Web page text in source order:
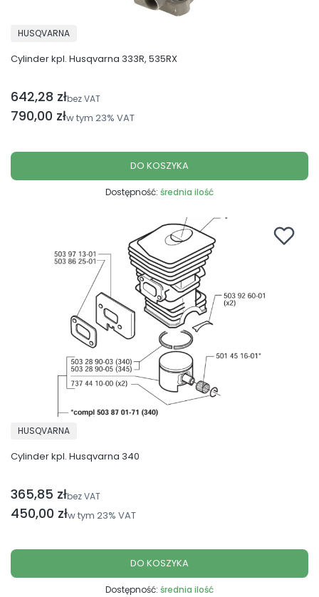
Cylinder kpl. Husqvarna 333R, 535RX
PRODUCENT
HUSQVARNA
Cena brutto
790,00 złw tym 23% VAT
Cena netto
642,28 złbez VAT
DO KOSZYKA
Dostępność: średnia ilość
Cylinder kpl. Husqvarna 340
PRODUCENT
HUSQVARNA
Cena brutto
450,00 złw tym 23% VAT
Cena netto
365,85 złbez VAT
DO KOSZYKA
Dostępność: średnia ilość